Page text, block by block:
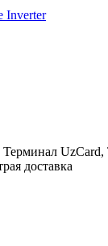
Inverter
доставка